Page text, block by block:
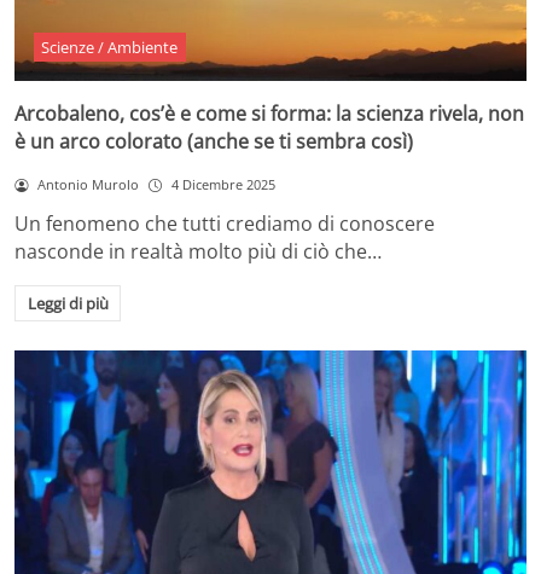
Scienze / Ambiente
Arcobaleno, cos’è e come si forma: la scienza rivela, non
è un arco colorato (anche se ti sembra così)
Antonio Murolo 4 Dicembre 2025
Un fenomeno che tutti crediamo di conoscere
nasconde in realtà molto più di ciò che…
Leggi di più